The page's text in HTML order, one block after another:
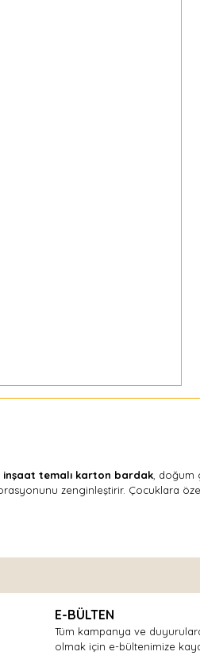
inşaat temalı karton bardak ,
zenginleştirir. Çocuklara
Yorum
E-BÜLTEN
Tüm kampanya ve
olmak için e-bültenimize